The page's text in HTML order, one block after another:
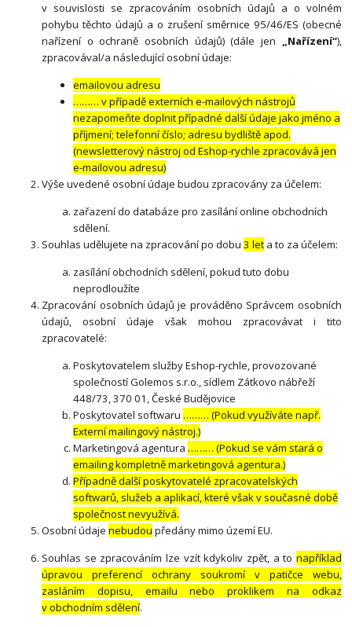
v souvislosti se zpracováním osobních údajů a o volném
pohybu těchto údajů a o zrušení směrnice 95/46/ES (obecné
nařízení o ochraně osobních údajů) (dále jen „Nařízení“),
zpracovával/a následující osobní údaje:
emailovou adresu
……… v případě externích e-mailových nástrojů
nezapomeňte doplnit případné další údaje jako jméno a
příjmení; telefonní číslo; adresu bydliště apod.
(newsletterový nástroj od Eshop-rychle zpracovává jen
e-mailovou adresu)
Výše uvedené osobní údaje budou zpracovány za účelem:
zařazení do databáze pro zasílání online obchodních
sdělení.
Souhlas udělujete na zpracování po dobu3 let a to za účelem:
zasílání obchodních sdělení, pokud tuto dobu
neprodloužíte
Zpracování osobních údajů je prováděno Správcem osobních
údajů, osobní údaje však mohou zpracovávat i tito
zpracovatelé:
Poskytovatelem služby Eshop-rychle, provozované
společností Golemos s.r.o., sídlem Zátkovo nábřeží
448/73, 370 01, České Budějovice
Poskytovatel softwaru ……… (Pokud využíváte např.
Externí mailingový nástroj.)
Marketingová agentura ……… (Pokud se vám stará o
emailing kompletně marketingová agentura.)
Případně další poskytovatelé zpracovatelských
softwarů, služeb a aplikací, které však v současné době
společnost nevyužívá.
Osobní údajenebudou předány mimo území EU.
Souhlas se zpracováním lze vzít kdykoliv zpět, a to například
úpravou preferencí ochrany soukromí v patičce webu,
zasláním dopisu, emailu nebo proklikem na odkaz
v obchodním sdělení.